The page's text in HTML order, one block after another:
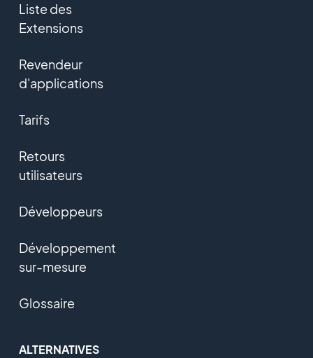
Liste des
Extensions
Revendeur
d'applications
Tarifs
Retours
utilisateurs
Développeurs
Développement
sur-mesure
Glossaire
ALTERNATIVES